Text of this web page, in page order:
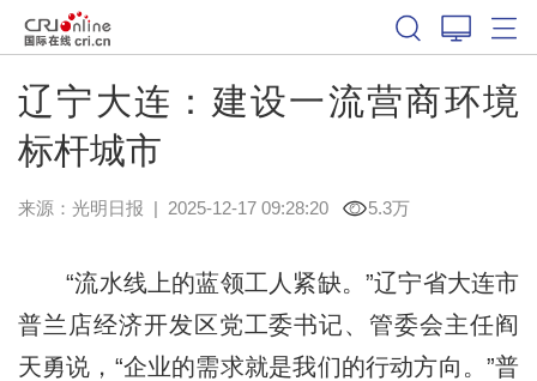
辽宁大连：建设一流营商环境
标杆城市
来源： 光明日报 | 2025-12-17 09:28:20 5.3万
“流水线上的蓝领工人紧缺。”辽宁省大连市
普兰店经济开发区党工委书记、管委会主任阎
天勇说，“企业的需求就是我们的行动方向。”普